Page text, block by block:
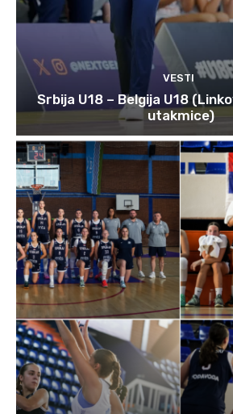
VESTI
Srbija U18 – Belgija U18
utakmice)